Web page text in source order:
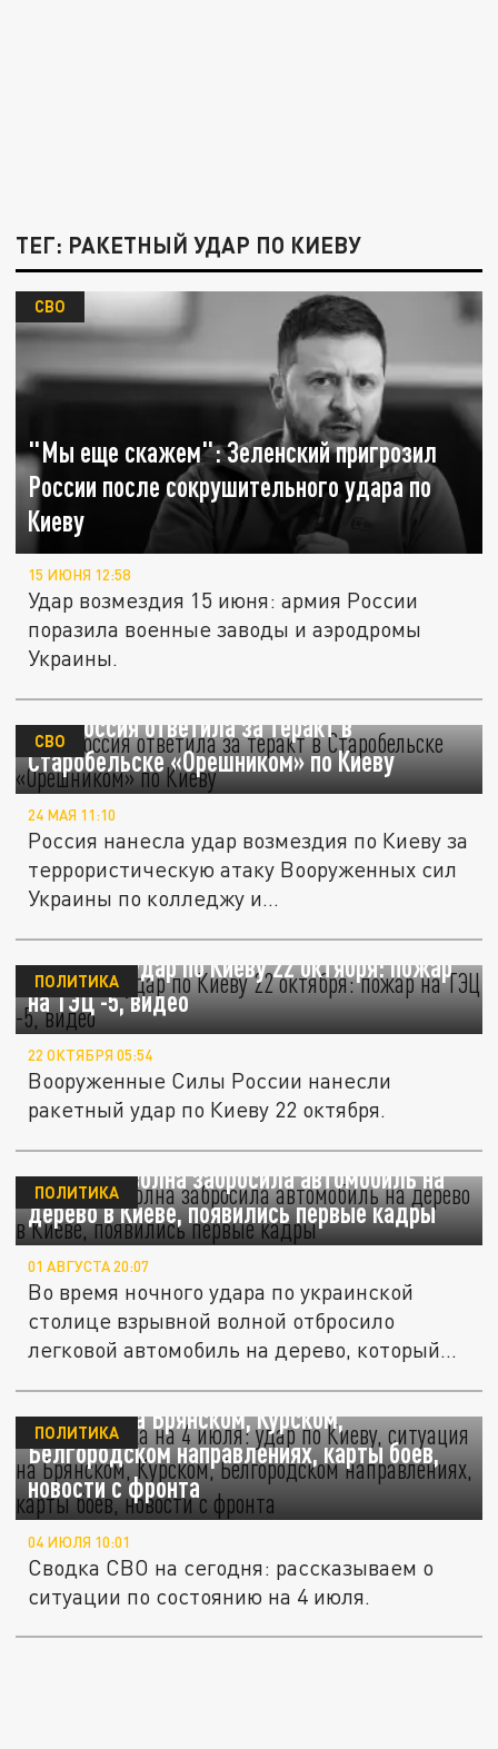
ТЕГ: РАКЕТНЫЙ УДАР ПО КИЕВУ
"Мы еще скажем": Зеленский пригрозил
России после сокрушительного удара по
Киеву
СВО
15 ИЮНЯ 12:58
Удар возмездия 15 июня: армия России
поразила военные заводы и аэродромы
Украины.
МК: Россия ответила за теракт в
Старобельске «Орешником» по Киеву
СВО
24 МАЯ 11:10
Россия нанесла удар возмездия по Киеву за
террористическую атаку Вооруженных сил
Украины по колледжу и...
Ракетный удар по Киеву 22 октября: пожар
на ТЭЦ -5, видео
ПОЛИТИКА
22 ОКТЯБРЯ 05:54
Вооруженные Силы России нанесли
ракетный удар по Киеву 22 октября.
Взрывная волна забросила автомобиль на
дерево в Киеве, появились первые кадры
ПОЛИТИКА
01 АВГУСТА 20:07
Во время ночного удара по украинской
столице взрывной волной отбросило
легковой автомобиль на дерево, который...
СВО – сводка на 4 июля: удар по Киеву,
ситуация на Брянском, Курском,
Белгородском направлениях, карты боев,
новости с фронта
ПОЛИТИКА
04 ИЮЛЯ 10:01
Сводка СВО на сегодня: рассказываем о
ситуации по состоянию на 4 июля.